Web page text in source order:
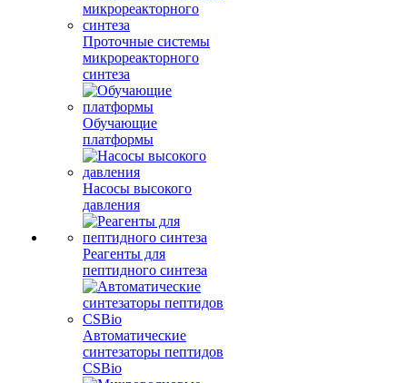
Проточные системы
микрореакторного
синтеза
Обучающие
платформы
Насосы высокого
давления
Реагенты для
пептидного синтеза
Автоматические
синтезаторы пептидов
CSBio